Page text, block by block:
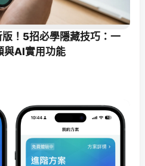
！5招必學隱藏技巧：一
與AI實用功能